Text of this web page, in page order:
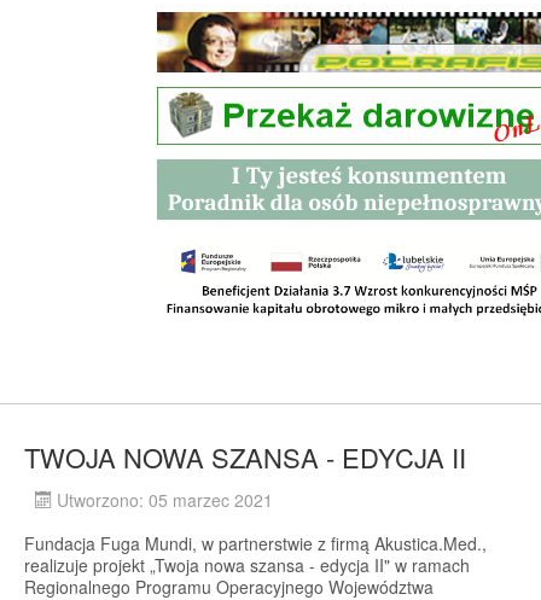
TWOJA NOWA SZANSA - EDYCJA II
Utworzono: 05 marzec 2021
Fundacja Fuga Mundi, w partnerstwie z firmą Akustica.Med.,
realizuje projekt „Twoja nowa szansa - edycja II" w ramach
Regionalnego Programu Operacyjnego Województwa